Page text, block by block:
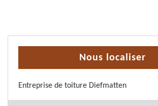
Nous localiser
Entreprise de toiture Diefmatten